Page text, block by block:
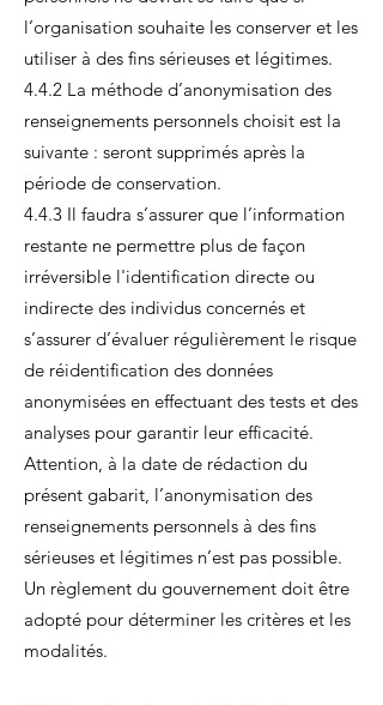
l’organisation souhaite les conserver et les
utiliser à des fins sérieuses et légitimes.
4.4.2 La méthode d’anonymisation des
renseignements personnels choisit est la
suivante : seront supprimés après la
période de conservation.
4.4.3 Il faudra s’assurer que l’information
restante ne permettre plus de façon
irréversible l'identification directe ou
indirecte des individus concernés et
s’assurer d’évaluer régulièrement le risque
de réidentification des données
anonymisées en effectuant des tests et des
analyses pour garantir leur efficacité.
Attention, à la date de rédaction du
présent gabarit, l’anonymisation des
renseignements personnels à des fins
sérieuses et légitimes n’est pas possible.
Un règlement du gouvernement doit être
adopté pour déterminer les critères et les
modalités.